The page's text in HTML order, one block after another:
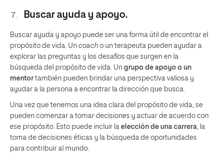
Buscar ayuda y apoyo.
Buscar ayuda y apoyo puede ser una forma útil de encontrar el
propósito de vida. Un coach o un terapeuta pueden ayudar a
explorar las preguntas y los desafíos que surgen en la
búsqueda del propósito de vida. Un grupo de apoyo o un
mentor también pueden brindar una perspectiva valiosa y
ayudar a la persona a encontrar la dirección que busca.
Una vez que tenemos una idea clara del propósito de vida, se
pueden comenzar a tomar decisiones y actuar de acuerdo con
ese propósito. Esto puede incluir la elección de una carrera , la
toma de decisiones éticas y la búsqueda de oportunidades
para contribuir al mundo.